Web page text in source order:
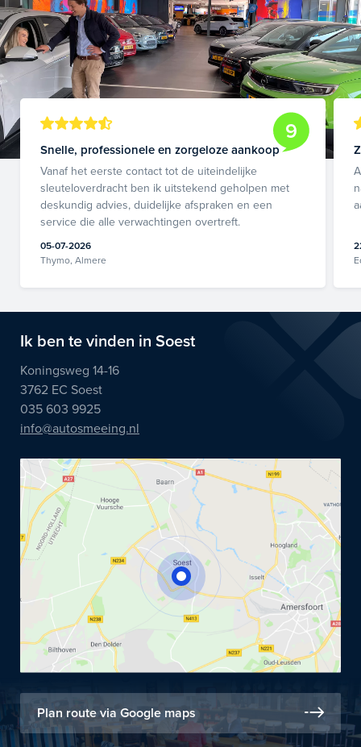
9
Snelle, professionele en zorgeloze aankoop
Vanaf het eerste contact tot de uiteindelijke
sleuteloverdracht ben ik uitstekend geholpen met
deskundig advies, duidelijke afspraken en een
service die alle verwachtingen overtreft.
05-07-2026
Thymo, Almere
Ik ben te vinden in Soest
Koningsweg 14-16
3762 EC Soest
035 603 9925
info@autosmeeing.nl
Plan route via Google maps